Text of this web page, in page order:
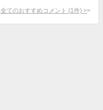
全てのおすすめコメント (1 件) >